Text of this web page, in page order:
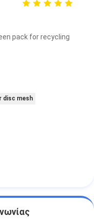
pack for recycling
disc mesh